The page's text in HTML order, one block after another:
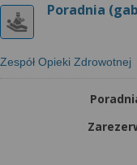
Poradnia
Zespół Opieki Zdrowotnej